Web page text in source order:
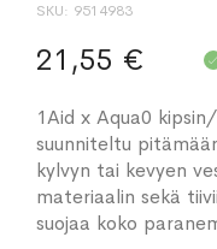
SKU 9514983
21,55 €
1Aid x Aqua0
suunniteltu
kylvyn tai kevyen
materiaalin sekä
suojaa koko